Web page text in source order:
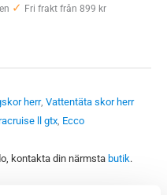
✓ Fri frakt från 899 kr
herr, Vattentäta skor herr
ll gtx Ecco
kontakta din närmsta butik.